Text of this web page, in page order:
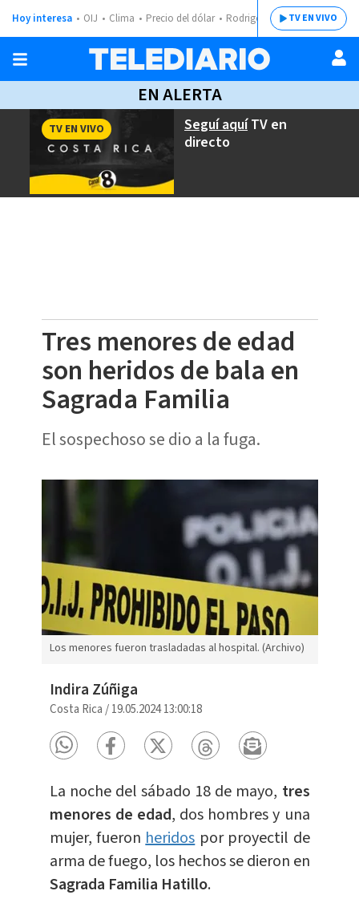
Hoy interesa OIJ Clima Precio del dólar Rodrigo ChavesTV EN VIVO
EN ALERTA
Seguí aquíTV en
directo
TV EN VIVO
Tres menores de edad
son heridos de bala en
Sagrada Familia
El sospechoso se dio a la fuga.
Los menores fueron trasladadas al hospital. (Archivo)
Indira Zúñiga
Costa Rica /19.05.2024 13:00:18
La noche del sábado 18 de mayo, tres
menores de edad, dos hombres y una
mujer, fueronheridospor proyectil de
arma de fuego, los hechos se dieron en
Sagrada Familia Hatillo.